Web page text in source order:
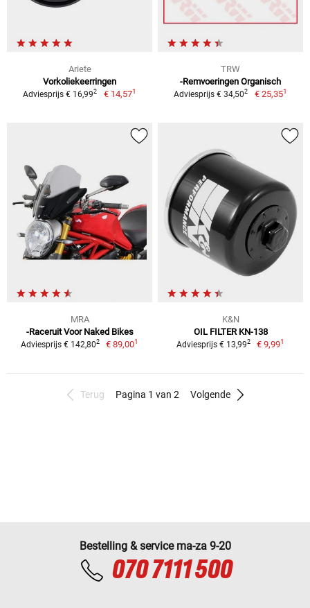
Ariete
Vorkoliekeerringen
Adviesprijs € 16,992 € 14,571
TRW
-Remvoeringen Organisch
Adviesprijs € 34,502 € 25,351
MRA
-Raceruit Voor Naked Bikes
Adviesprijs € 142,802 € 89,001
K&N
OIL FILTER KN-138
Adviesprijs € 13,992 € 9,991
Terug Pagina 1 van 2 Volgende
Bestelling & service ma-za 9-20
070 7111 500